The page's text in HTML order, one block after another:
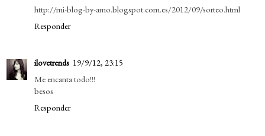
http://mi-blog-by-amo.blogspot.com.es/2012/09/sorteo.html
Responder
ilovetrends 19/9/12, 23:15
Me encanta todo!!!
besos
Responder